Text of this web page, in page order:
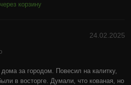
корзину
24.02.2025
за городом. Повесил на калитку,
в восторге. Думали, что кованая, но